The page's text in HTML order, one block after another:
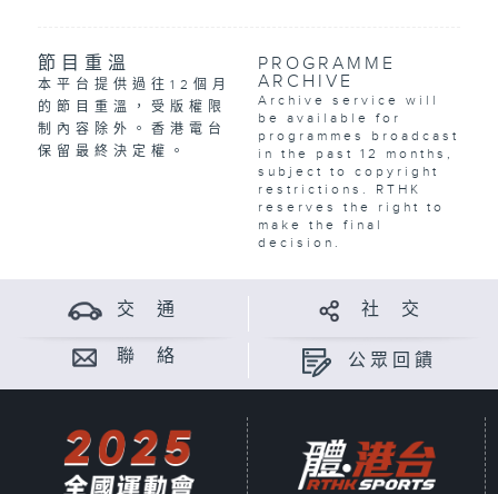
節目重溫
本平台提供過往12個月
的節目重溫，受版權限
制內容除外。香港電台
保留最終決定權。
PROGRAMME
ARCHIVE
Archive service will
be available for
programmes broadcast
in the past 12 months,
subject to copyright
restrictions. RTHK
reserves the right to
make the final
decision.
交 通 社 交
聯 絡 公眾回饋